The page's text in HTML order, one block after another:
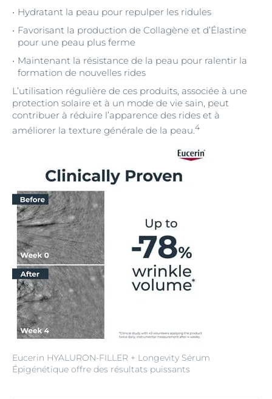
Eucerin HYALURON-FILLER + Longevity Sérum
Épigénétique offre des résultats puissants
Hydratant la peau pour repulper les ridules
Favorisant la production de Collagène et d’Élastine
pour une peau plus ferme
Maintenant la résistance de la peau pour ralentir la
formation de nouvelles rides
L’utilisation régulière de ces produits, associée à une
protection solaire et à un mode de vie sain, peut
contribuer à réduire l’apparence des rides et à
améliorer la texture générale de la peau.4